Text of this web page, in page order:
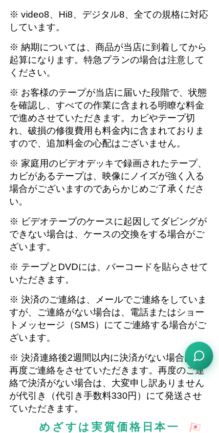
※ video8、Hi8、デジタル8、全ての規格に対応
しています。
※ 納期については、商品が当店に到着してから
起算になります。特急プランの場合は注意して
ください。
※ お客様のテープが当店に届いた段階で、状態
を確認し、すべての作業に含まれる明瞭な料金
で進めさせていただきます。カビやテープ切
れ、破損の修復費用も料金内に含まれておりま
すので、追加料金の心配はございません。
※ 家庭用のビデオデッキで録画されたテープ、
カビがあるテープは、映像にノイズが強く入る
場合がございますのであらかじめご了承くださ
い。
※ ビデオテープのケースに起因してダビングが
できない場合は、ケースの交換をする場合がご
ざいます。
※ テープとDVDには、バーコードを貼らさせて
いただきます。
※ 決済のご連絡は、メールでご連絡をしていま
すが、ご連絡がない場合は、電話またはショー
トメッセージ（SMS）にてご連絡する場合がご
ざいます。
※ 決済連絡後2週間以内に決済がない場合は、
再度ご連絡をさせていただきます。再度のご連
絡で決済がない場合は、大変申し訳ありません
が代引き（代引き手数料330円）にて発送させ
ていただきます。
めざすは実質価格日本一